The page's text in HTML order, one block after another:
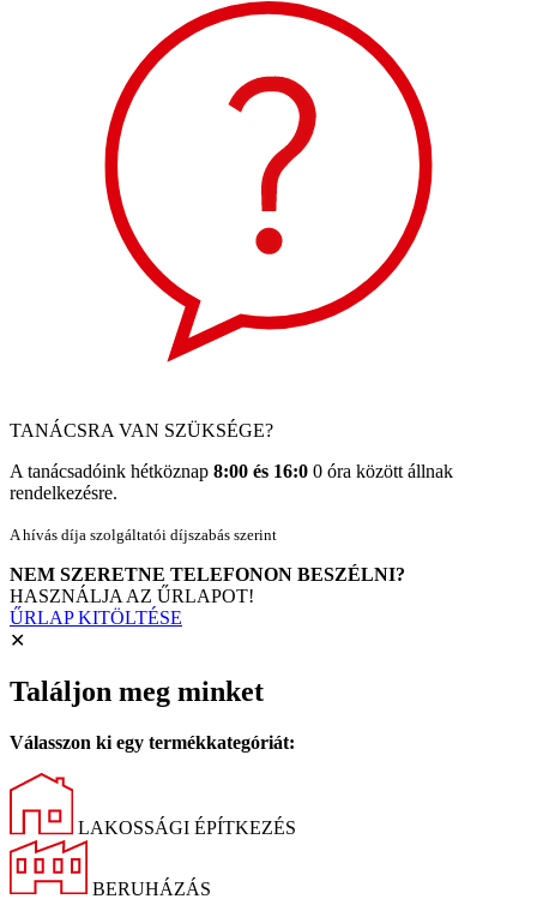
TANÁCSRA VAN SZÜKSÉGE?
A tanácsadóink hétköznap 8:00 és 16:0 0 óra között állnak
rendelkezésre.
A hívás díja szolgáltatói díjszabás szerint
NEM SZERETNE TELEFONON BESZÉLNI?
HASZNÁLJA AZ ŰRLAPOT!
ŰRLAP KITÖLTÉSE
✕
Találjon meg minket
Válasszon ki egy termékkategóriát:
LAKOSSÁGI ÉPÍTKEZÉS
BERUHÁZÁS